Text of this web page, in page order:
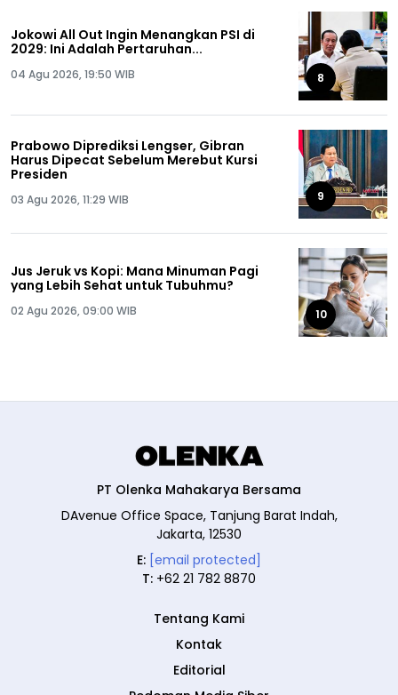
Jokowi All Out Ingin Menangkan PSI di
2029: Ini Adalah Pertaruhan...
04 Agu 2026, 19:50 WIB 8
Prabowo Diprediksi Lengser, Gibran
Harus Dipecat Sebelum Merebut Kursi
Presiden
03 Agu 2026, 11:29 WIB 9
Jus Jeruk vs Kopi: Mana Minuman Pagi
yang Lebih Sehat untuk Tubuhmu?
02 Agu 2026, 09:00 WIB 10
PT Olenka Mahakarya Bersama
DAvenue Office Space, Tanjung Barat Indah,
Jakarta, 12530
E: [email protected]
T: +62 21 782 8870
Tentang Kami
Kontak
Editorial